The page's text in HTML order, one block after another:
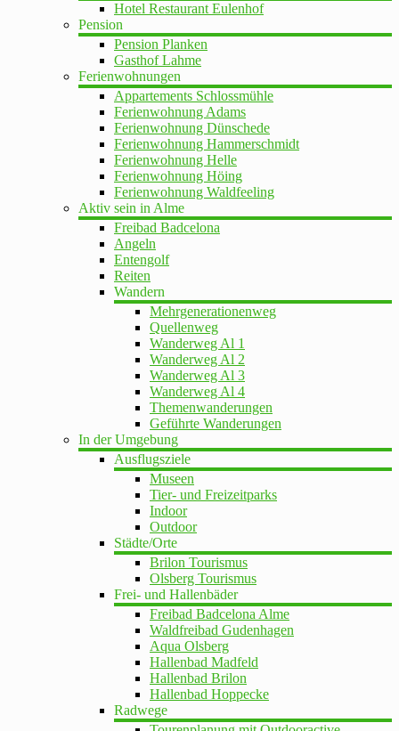
Hotel Restaurant Eulenhof
Pension
Pension Planken
Gasthof Lahme
Ferienwohnungen
Appartements Schlossmühle
Ferienwohnung Adams
Ferienwohnung Dünschede
Ferienwohnung Hammerschmidt
Ferienwohnung Helle
Ferienwohnung Höing
Ferienwohnung Waldfeeling
Aktiv sein in Alme
Freibad Badcelona
Angeln
Entengolf
Reiten
Wandern
Mehrgenerationenweg
Quellenweg
Wanderweg Al 1
Wanderweg Al 2
Wanderweg Al 3
Wanderweg Al 4
Themenwanderungen
Geführte Wanderungen
In der Umgebung
Ausflugsziele
Museen
Tier- und Freizeitparks
Indoor
Outdoor
Städte/Orte
Brilon Tourismus
Olsberg Tourismus
Frei- und Hallenbäder
Freibad Badcelona Alme
Waldfreibad Gudenhagen
Aqua Olsberg
Hallenbad Madfeld
Hallenbad Brilon
Hallenbad Hoppecke
Radwege